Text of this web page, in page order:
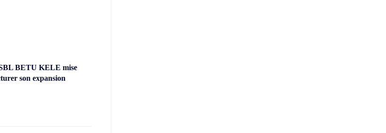
BETU KELE mise
son expansion